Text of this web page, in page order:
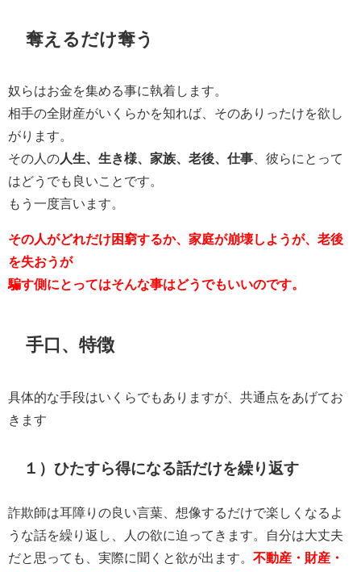
奪えるだけ奪う
奴らはお金を集める事に執着します。
相手の全財産がいくらかを知れば、そのありったけを欲し
がります。
その人の人生、生き様、家族、老後、仕事 、彼らにとって
はどうでも良いことです。
もう一度言います。
その人がどれだけ困窮するか、家庭が崩壊しようが、老後
を失おうが
騙す側にとってはそんな事はどうでもいいのです。
手口、特徴
具体的な手段はいくらでもありますが、共通点をあげてお
きます
１）ひたすら得になる話だけを繰り返す
詐欺師は耳障りの良い言葉、想像するだけで楽しくなるよ
うな話を繰り返し、人の欲に迫ってきます。自分は大丈夫
だと思っても、実際に聞くと欲が出ます。 不動産 ・ 財産・